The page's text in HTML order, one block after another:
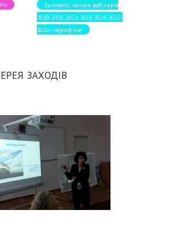
Замовити записи вебінарів
2020-2021-2022-2023-2024-2025-
2026+ сертифікат
ЗАХОДІВ